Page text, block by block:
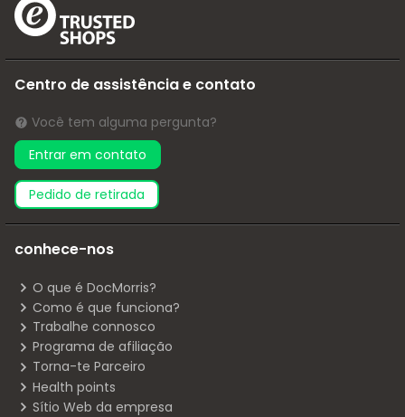
Centro de assistência e contato
Você tem alguma pergunta?
Entrar em contato
pedido de retirada
conhece-nos
O que é DocMorris?
Como é que funciona?
Trabalhe connosco
Programa de afiliação
Torna-te Parceiro
Health points
Sítio Web da empresa